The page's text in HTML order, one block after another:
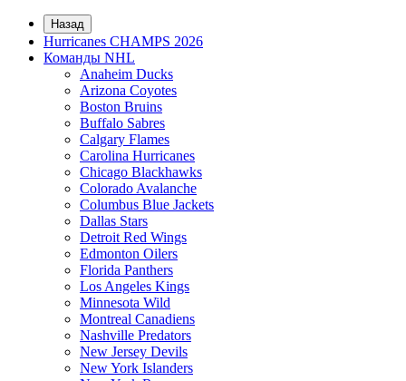
Назад
Hurricanes CHAMPS 2026
Команды NHL
Anaheim Ducks
Arizona Coyotes
Boston Bruins
Buffalo Sabres
Calgary Flames
Carolina Hurricanes
Chicago Blackhawks
Colorado Avalanche
Columbus Blue Jackets
Dallas Stars
Detroit Red Wings
Edmonton Oilers
Florida Panthers
Los Angeles Kings
Minnesota Wild
Montreal Canadiens
Nashville Predators
New Jersey Devils
New York Islanders